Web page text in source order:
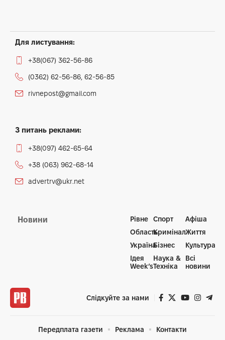
Для листування:
+38(067) 362-56-86
(0362) 62-56-86, 62-56-85
rivnepost@gmail.com
З питань реклами:
+38(097) 462-65-64
+38 (063) 962-68-14
advertrv@ukr.net
Новини
Рівне
Область
Україна
Ідея
Week’s
Спорт
Кримінал
Бізнес
Наука &
Техніка
Афіша
Життя
Культура
Всі
новини
Слідкуйте за нами
Передплата газети Реклама Контакти